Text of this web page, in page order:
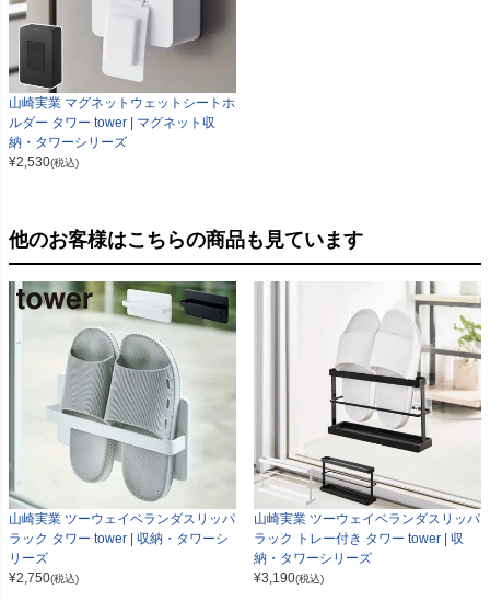
山崎実業 マグネットウェットシートホ
ルダー タワー tower | マグネット収
納・タワーシリーズ
¥2,530(税込)
他のお客様はこちらの商品も見ています
山崎実業 ツーウェイベランダスリッパ
ラック タワー tower | 収納・タワーシ
リーズ
¥2,750(税込)
山崎実業 ツーウェイベランダスリッパ
ラック トレー付き タワー tower | 収
納・タワーシリーズ
¥3,190(税込)